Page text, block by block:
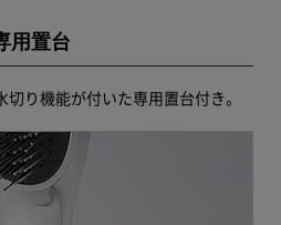
用置台
り機能が付いた専用置台付き。